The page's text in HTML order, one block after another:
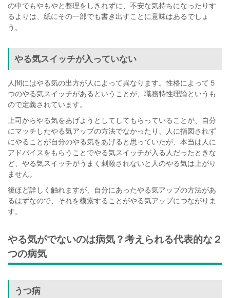
の中でもやもやと整理をしきれずに、不安な気持ちになったりす
るよりは、紙にその一部でも書き出すことに意味はあるでしょ
う。
やる気スイッチが入っていない
人間にはやる気の出方が人によって異なります。性格によって５
つのやる気スイッチがあるということが、職務特性理論というも
ので定義されています。
上司からやる気をあげようとしてしてもらっていることが、自分
にマッチしたやる気アップの方法でなかったり、人に指図されず
にやることが自分のやる気をあげると思っていたが、本当は人に
アドバイスをもらうことでやる気スイッチが入る人だったときな
ど、やる気スイッチがうまく刺激されないと人のやる気は上がり
ません。
後ほど詳しく触れますが、自分にあったやる気アップの方法があ
るはずなので、それを模索することがやる気アップにつながりま
す。
やる気がでないのは病気？考えられる代表的な２
つの病気
うつ病